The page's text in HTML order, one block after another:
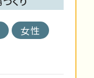
女性